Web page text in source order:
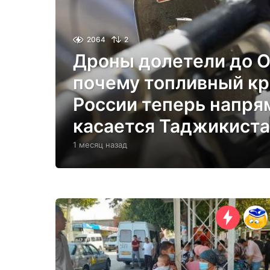
2064 2
Дроны долетели до
почему топливный
России теперь
касается
1 месяц назад1
е
ц
н
а
а
д